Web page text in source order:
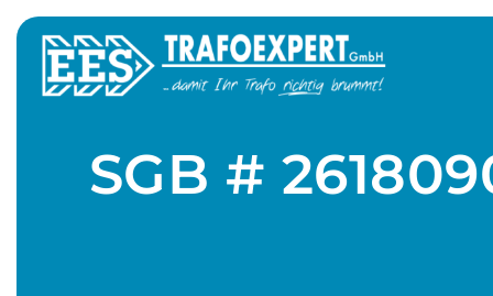
SGB #